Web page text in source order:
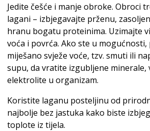
Jedite češće i manje obroke. Obroci
lagani – izbjegavajte prženu,
hranu bogatu proteinima. Uzimajte
voća i povrća. Ako ste u
miješano svježe voće, tzv. smuti ili
supu, da vratite izgubljene minerale,
elektrolite u organizam.
Koristite laganu posteljinu od
najbolje bez jastuka kako biste
toplote iz tijela.